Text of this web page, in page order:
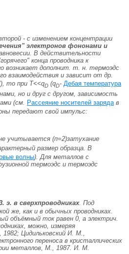
- с изменением концентрации
электронов фононами и
В действительности
конца проводника к
возникает дополнит. т. н. термоэдс
взаимодействия и зависит от др.
то при T<<qD (qD- Дебая температура
но и друг с другом, зависимость
(см. Рассеяние носителей зарядав
передают свой импульс:
учитывается (п=2)затухание
размер образца. В
волны). Для металлов с
термоэдс и термоэдс
э. в сверхпроводниках. Под
же, как и в обычных проводниках.
объёмный ток равен 0, а электрич.
можно, измеряя
Цидильковский И. М.,
переноса в кристаллических
металлов, М., 1987. И. М.